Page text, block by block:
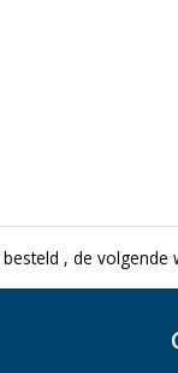
besteld , de volgende